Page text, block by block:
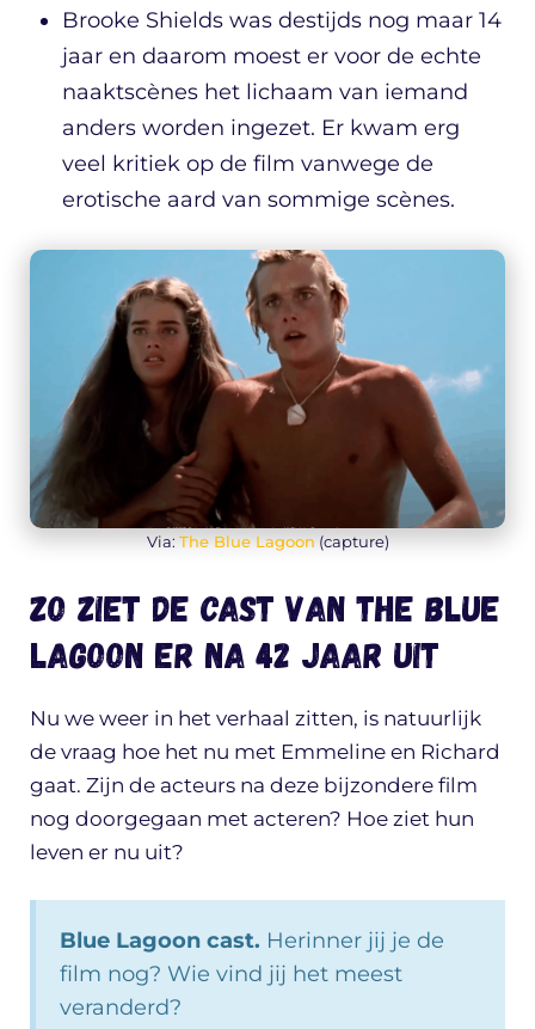
Brooke Shields was destijds nog maar 14
jaar en daarom moest er voor de echte
naaktscènes het lichaam van iemand
anders worden ingezet. Er kwam erg
veel kritiek op de film vanwege de
erotische aard van sommige scènes.
Via: The Blue Lagoon (capture)
Zo ziet de cast van The Blue
Lagoon er na 42 jaar uit
Nu we weer in het verhaal zitten, is natuurlijk
de vraag hoe het nu met Emmeline en Richard
gaat. Zijn de acteurs na deze bijzondere film
nog doorgegaan met acteren? Hoe ziet hun
leven er nu uit?
Blue Lagoon cast. Herinner jij je de
film nog? Wie vind jij het meest
veranderd?